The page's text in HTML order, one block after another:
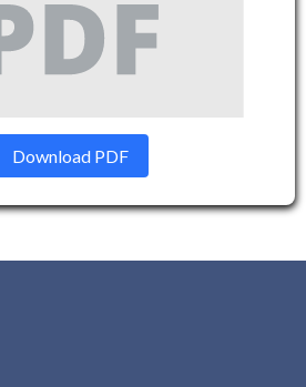
Download PDF